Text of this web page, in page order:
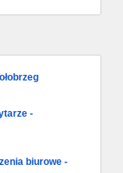
-
biurowe -